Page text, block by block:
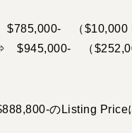
（$10,000
（
のListing Priceに